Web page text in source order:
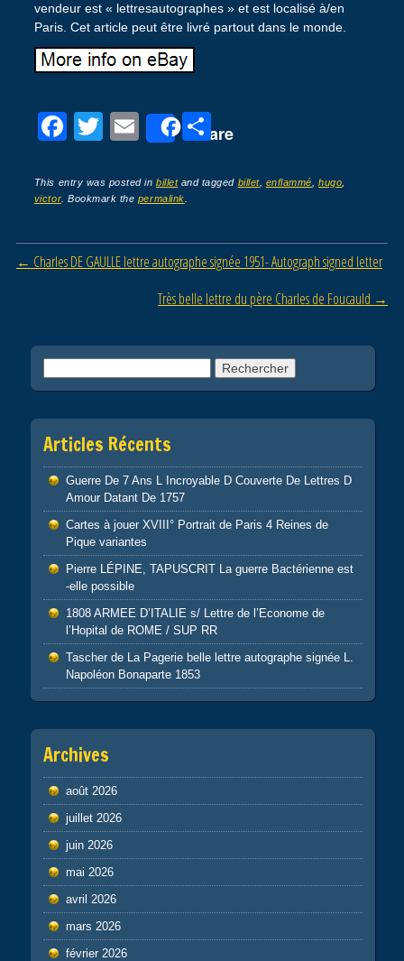
vendeur est « lettresautographes » et est localisé à/en
Paris. Cet article peut être livré partout dans le monde.
F
c
e
b
o
T
tt
er
E
ail
Share
P
ta
er
This entry was posted inbilletand tagged billet, enflammé hugo
victor . Bookmark the permalink
Post navigation
← Charles DE GAULLE lettre autographe signée 1951- Autograph signed letter
Très belle lettre du père Charles de Foucauld →
Articles Récents
Guerre De 7 Ans L Incroyable D Couverte De Lettres D
Amour Datant De 1757
Cartes à jouer XVIII° Portrait de Paris 4 Reines de
Pique variantes
Pierre LÉPINE, TAPUSCRIT La guerre Bactérienne est
-elle possible
1808 ARMEE D’ITALIE s/ Lettre de l’Econome de
l’Hopital de ROME / SUP RR
Tascher de La Pagerie belle lettre autographe signée L.
Napoléon Bonaparte 1853
Archives
août 2026
juillet 2026
juin 2026
mai 2026
avril 2026
mars 2026
février 2026